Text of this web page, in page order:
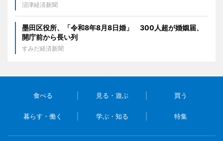
沼津経済新聞
墨田区役所、「令和8年8月8日婚」 300人超が婚姻届、
開庁前から長い列
すみだ経済新聞
食べる 見る・遊ぶ 買う
暮らす・働く 学ぶ・知る 特集